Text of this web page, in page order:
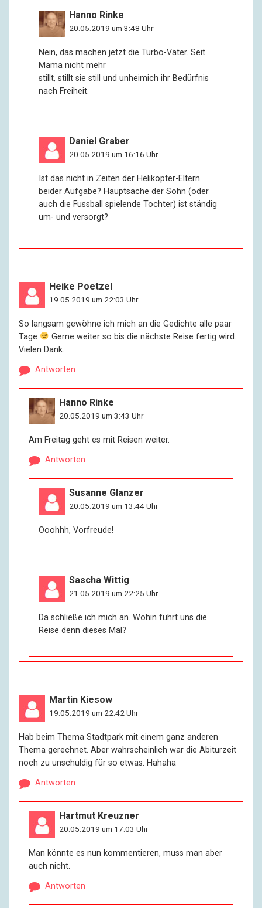
Hanno Rinke
20.05.2019 um 3:48 Uhr
Nein, das machen jetzt die Turbo-Väter. Seit
Mama nicht mehr
stillt, stillt sie still und unheimich ihr Bedürfnis
nach Freiheit.
Daniel Graber
20.05.2019 um 16:16 Uhr
Ist das nicht in Zeiten der Helikopter-Eltern
beider Aufgabe? Hauptsache der Sohn (oder
auch die Fussball spielende Tochter) ist ständig
um- und versorgt?
Heike Poetzel
19.05.2019 um 22:03 Uhr
So langsam gewöhne ich mich an die Gedichte alle paar
Tage
Gerne weiter so bis die nächste Reise fertig wird.
Vielen Dank.
Antworten
Hanno Rinke
20.05.2019 um 3:43 Uhr
Am Freitag geht es mit Reisen weiter.
Antworten
Susanne Glanzer
20.05.2019 um 13:44 Uhr
Ooohhh, Vorfreude!
Sascha Wittig
21.05.2019 um 22:25 Uhr
Da schließe ich mich an. Wohin führt uns die
Reise denn dieses Mal?
Martin Kiesow
19.05.2019 um 22:42 Uhr
Hab beim Thema Stadtpark mit einem ganz anderen
Thema gerechnet. Aber wahrscheinlich war die Abiturzeit
noch zu unschuldig für so etwas. Hahaha
Antworten
Hartmut Kreuzner
20.05.2019 um 17:03 Uhr
Man könnte es nun kommentieren, muss man aber
auch nicht.
Antworten